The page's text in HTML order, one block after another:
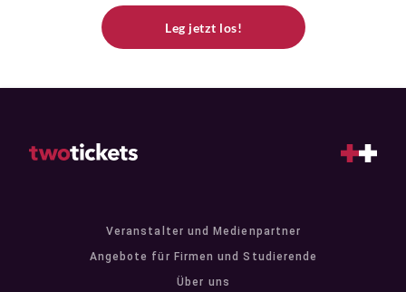
Leg jetzt los!
Veranstalter und Medienpartner
Angebote für Firmen und Studierende
Über uns